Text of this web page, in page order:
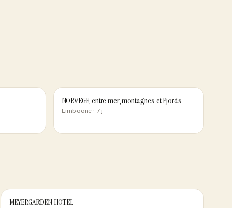
NORVEGE, entre mer, montagnes et Fjords
Limboone· 7 j
MEYERGARDEN HOTEL